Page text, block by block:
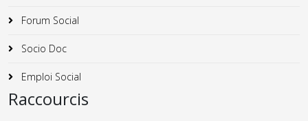
Forum Social
Socio Doc
Emploi Social
Raccourcis